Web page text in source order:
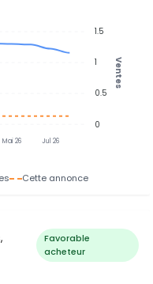
Mai 26 Jul 26
1.5
1
0.5
0
Ventes
Cette annonce
Favorable
acheteur